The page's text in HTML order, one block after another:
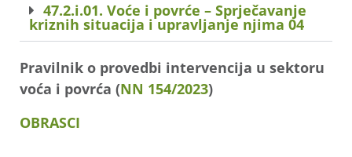
47.2.i.01. Voće i povrće – Sprječavanje
kriznih situacija i upravljanje njima 04
Pravilnik o provedbi intervencija u sektoru
voća i povrća (NN 154/2023)
OBRASCI